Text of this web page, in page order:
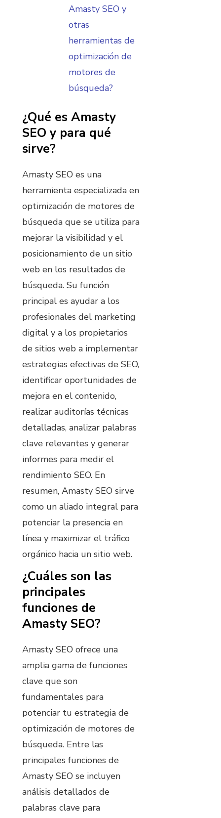
Amasty SEO y
otras
herramientas de
optimización de
motores de
búsqueda?
¿Qué es Amasty
SEO y para qué
sirve?
Amasty SEO es una
herramienta especializada en
optimización de motores de
búsqueda que se utiliza para
mejorar la visibilidad y el
posicionamiento de un sitio
web en los resultados de
búsqueda. Su función
principal es ayudar a los
profesionales del marketing
digital y a los propietarios
de sitios web a implementar
estrategias efectivas de SEO,
identificar oportunidades de
mejora en el contenido,
realizar auditorías técnicas
detalladas, analizar palabras
clave relevantes y generar
informes para medir el
rendimiento SEO. En
resumen, Amasty SEO sirve
como un aliado integral para
potenciar la presencia en
línea y maximizar el tráfico
orgánico hacia un sitio web.
¿Cuáles son las
principales
funciones de
Amasty SEO?
Amasty SEO ofrece una
amplia gama de funciones
clave que son
fundamentales para
potenciar tu estrategia de
optimización de motores de
búsqueda. Entre las
principales funciones de
Amasty SEO se incluyen
análisis detallados de
palabras clave para